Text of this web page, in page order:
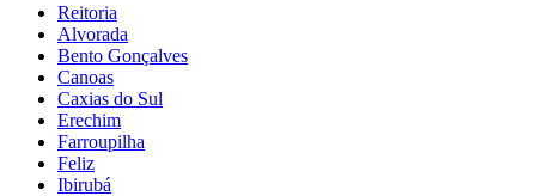
Reitoria
Alvorada
Bento Gonçalves
Canoas
Caxias do Sul
Erechim
Farroupilha
Feliz
Ibirubá